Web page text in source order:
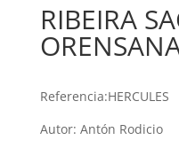
RIBEIRA
Referencia:HERCULES
Autor: Antón Rodicio